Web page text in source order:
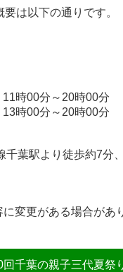
は以下の通りです。
11時00分～20時00分
13時00分～20時00分
千葉駅より徒歩約7分
変更がある場合があ
回千葉の親子三代夏祭